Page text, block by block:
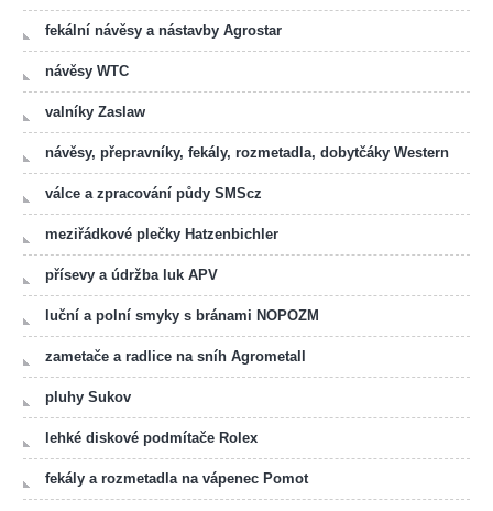
fekální návěsy a nástavby Agrostar
návěsy WTC
valníky Zaslaw
návěsy, přepravníky, fekály, rozmetadla, dobytčáky Western
válce a zpracování půdy SMScz
meziřádkové plečky Hatzenbichler
přísevy a údržba luk APV
luční a polní smyky s bránami NOPOZM
zametače a radlice na sníh Agrometall
pluhy Sukov
lehké diskové podmítače Rolex
fekály a rozmetadla na vápenec Pomot